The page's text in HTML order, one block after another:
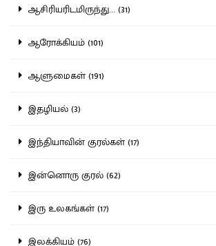
ஆசிரியரிடமிருந்து... (31)
ஆரோக்கியம் (101)
ஆளுமைகள் (191)
இதழியல் (3)
இந்தியாவின் குரல்கள் (17)
இன்னொரு குரல் (62)
இரு உலகங்கள் (17)
இலக்கியம் (76)